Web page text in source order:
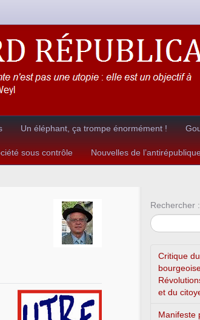
Un éléphant, ça trompe énormément !
sous contrôle Nouvelles de
Rechercher :
Critique
et du
Manifeste